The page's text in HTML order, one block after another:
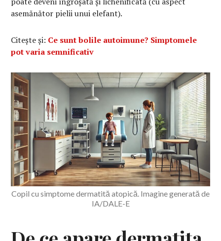
asemănător pielii unui elefant).
Citește și: Ce sunt bolile autoimune? Simptomele
pot varia semnificativ
Copil cu simptome dermatită atopică. Imagine generată de
IA/DALE-E